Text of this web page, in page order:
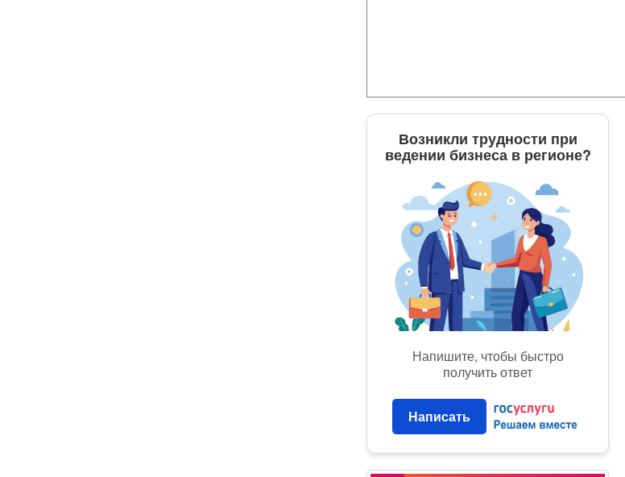
Возникли трудности при
ведении бизнеса в регионе?
Напишите, чтобы быстро
получить ответ
Написать